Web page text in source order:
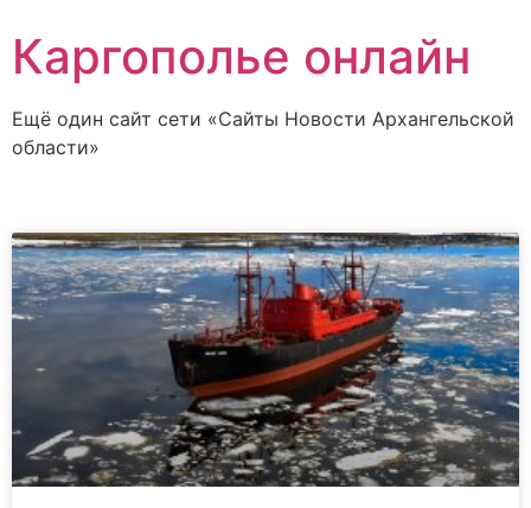
Каргополье онлайн
Ещё один сайт сети «Сайты Новости Архангельской
области»